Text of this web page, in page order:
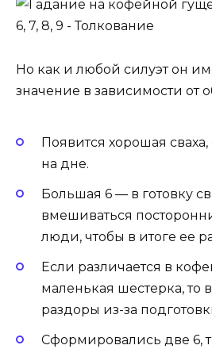
Но как и любой силуэт он
значение в зависимости от
Появится хорошая
на дне.
Боль­шая 6 — в готовку
вмешиваться
лю­ди, чтобы в итоге ее
Если различается в
маленькая шестерка, то
раз­до­ры из-за
Сформировались две 6,